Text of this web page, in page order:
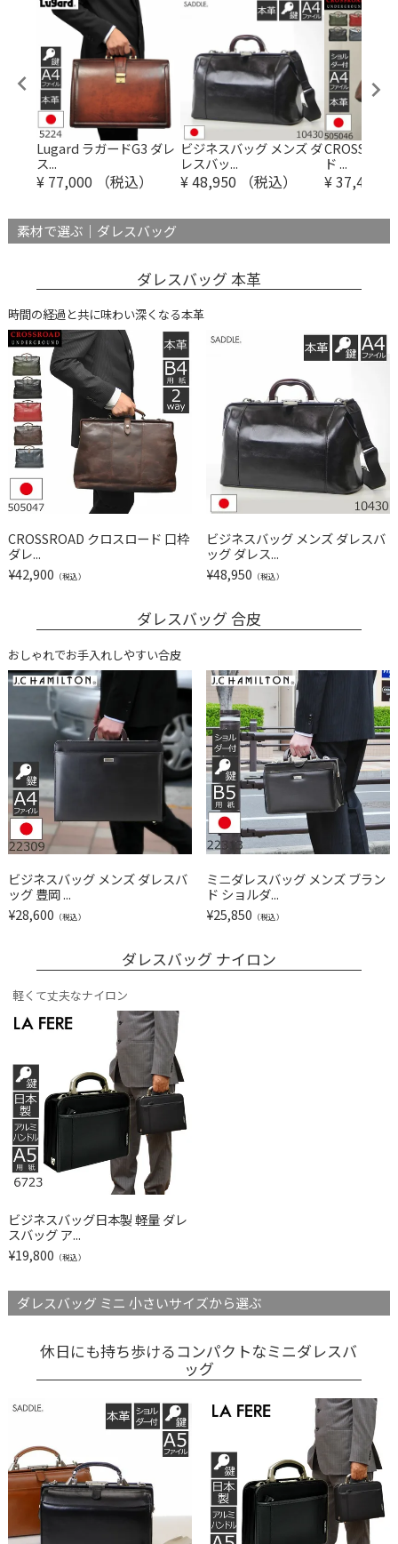
Lugard ラガードG3 ダレ
ス...
¥ 77,000 （税込）
ビジネスバッグ メンズ ダ
レスバッ...
¥48,950 （税込）
ド ...
¥37,400
素材で選ぶ｜ダレスバッグ
ダレスバッグ 本革
時間の経過と共に味わい深くなる本革
CROSSROAD クロスロード 口枠
ダレ...
¥42,900 （税込）
ビジネスバッグ メンズ ダレスバ
ッグ ダレス...
¥48,950 （税込）
ダレスバッグ 合皮
おしゃれでお手入れしやすい合皮
ビジネスバッグ メンズ ダレスバ
ッグ 豊岡 ...
¥28,600 （税込）
ミニダレスバッグ メンズ ブラン
ド ショルダ...
¥25,850 （税込）
ダレスバッグ ナイロン
軽くて丈夫なナイロン
ビジネスバッグ日本製 軽量 ダレ
スバッグ ア...
¥19,800 （税込）
ダレスバッグ ミニ 小さいサイズから選ぶ
休日にも持ち歩けるコンパクトなミニダレスバ
ッグ